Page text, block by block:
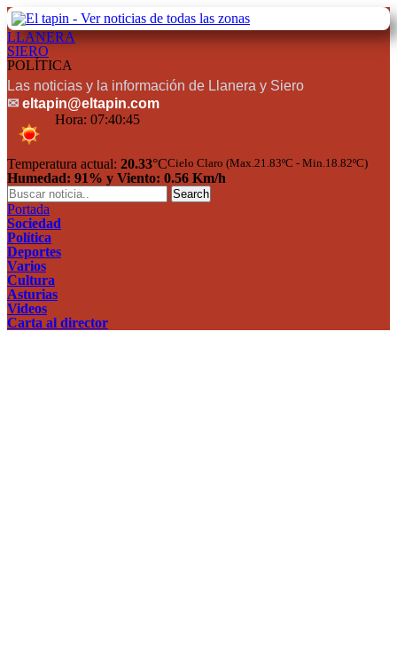
LLANERA
SIERO
POLÍTICA
Las noticias y la información de Llanera y Siero
✉ eltapin@eltapin.com
Hora: 07:40:46
Temperatura actual: 20.33°CCielo Claro (Max.21.83ºC - Min.18.82ºC)
Humedad: 91% y Viento: 0.56 Km/h
Portada
Sociedad
Política
Deportes
Varios
Cultura
Asturias
Videos
Carta al director